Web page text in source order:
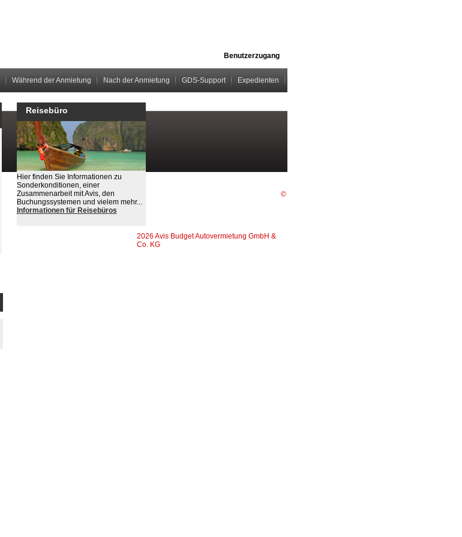
Benutzerzugang
Während der Anmietung Nach der Anmietung GDS-Support Expedienten
Reisebüro
Hier finden Sie Informationen zu
Sonderkonditionen, einer
Zusammenarbeit mit Avis, den
Buchungssystemen und vielem mehr...
Informationen für Reisebüros
©
2026 Avis Budget Autovermietung GmbH &
Co. KG